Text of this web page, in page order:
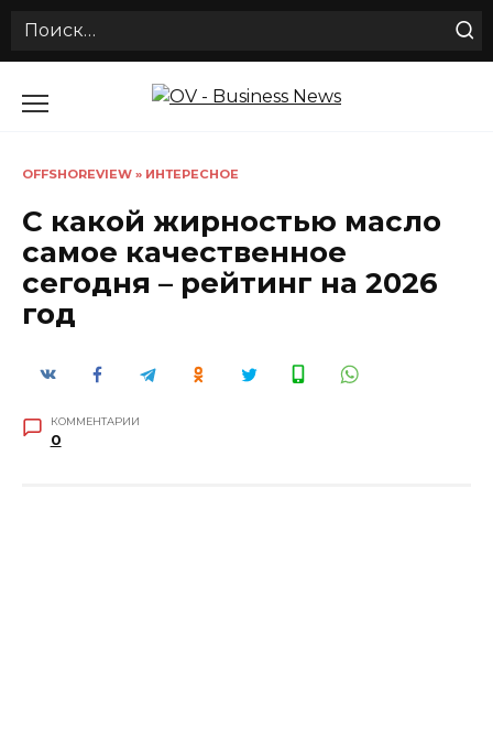
Search
OFFSHOREVIEW » ИНТЕРЕСНОЕ
С какой жирностью масло
самое качественное
сегодня – рейтинг на 2026
год
КОММЕНТАРИИ
0